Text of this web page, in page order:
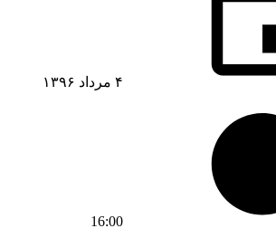
۴ مرداد ۱۳۹۶
16:00